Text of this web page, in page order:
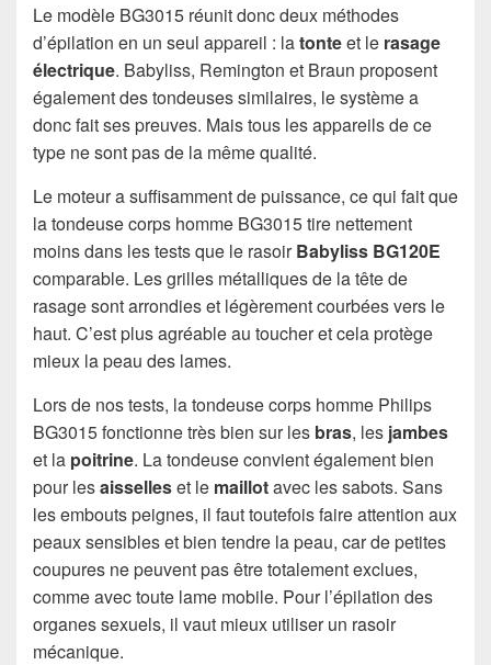
Le modèle BG3015 réunit donc deux méthodes
d’épilation en un seul appareil : latonteet le rasage
électrique. Babyliss, Remington et Braun proposent
également des tondeuses similaires, le système a
donc fait ses preuves. Mais tous les appareils de ce
type ne sont pas de la même qualité.
Le moteur a suffisamment de puissance, ce qui fait que
la tondeuse corps homme BG3015 tire nettement
moins dans les tests que le rasoirBabyliss BG120E
comparable. Les grilles métalliques de la tête de
rasage sont arrondies et légèrement courbées vers le
haut. C’est plus agréable au toucher et cela protège
mieux la peau des lames.
Lors de nos tests, la tondeuse corps homme Philips
BG3015 fonctionne très bien sur les bras, les jambes
et la poitrine. La tondeuse convient également bien
pour lesaisselleset le maillotavec les sabots. Sans
les embouts peignes, il faut toutefois faire attention aux
peaux sensibles et bien tendre la peau, car de petites
coupures ne peuvent pas être totalement exclues,
comme avec toute lame mobile. Pour l’épilation des
organes sexuels, il vaut mieux utiliser un rasoir
mécanique.